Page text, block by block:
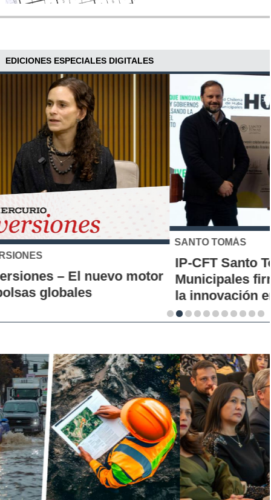
EDICIONES ESPECIALES DIGITALES
SANTO TOMÁS
IP-CFT Santo Tomás y Red de Hubs
Municipales firman alianza para impulsar
la innovación en los territorios